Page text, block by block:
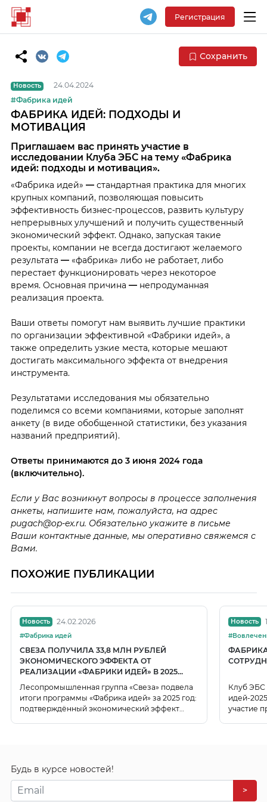
Регистрация
Сохранить
Новость
24.04.2024
#Фабрика идей
ФАБРИКА ИДЕЙ: ПОДХОДЫ И
МОТИВАЦИЯ
Приглашаем вас принять участие в
исследовании Клуба ЭБС на тему «Фабрика
идей: подходы и мотивация».
«Фабрика идей» —стандартная практика для многих
крупных компаний, позволяющая повысить
эффективность бизнес-процессов, развить культуру
непрерывных улучшений и получить существенный
экономический эффект. Однако, запуская такие
проекты, компании не всегда достигают желаемого
результата —«фабрика» либо не работает, либо
перестает функционировать через некоторое
время. Основная причина —непродуманная
реализация проекта.
Ваши ответы помогут нам выявить лучшие практики
по организации эффективной «Фабрики идей», а
также определить узкие места, которые мешают
достигать максимального эффекта от внедрения
инструмента.
Результатами исследования мы обязательно
поделимся со всеми компаниями, которые заполнят
анкету (в виде обобщенной статистики, без указания
названий предприятий).
Ответы принимаются до 3 июня 2024 года
(включительно).
Если у Вас возникнут вопросы в процессе заполнения
анкеты, напишите нам, пожалуйста, на адрес
pugach@op-ex.ru. Обязательно укажите в письме
Ваши контактные данные, мы оперативно свяжемся с
Вами.
ПОХОЖИЕ ПУБЛИКАЦИИ
Новость 24.02.2026
#Фабрика идей
СВЕЗА ПОЛУЧИЛА 33,8 МЛН РУБЛЕЙ
ЭКОНОМИЧЕСКОГО ЭФФЕКТА ОТ
РЕАЛИЗАЦИИ «ФАБРИКИ ИДЕЙ» В 2025
Лесопромышленная группа «Свеза» подвела
итоги программы «Фабрика идей» за 2025 год:
подтверждённый экономический эффект
Новость
ФАБРИКА
Клуб ЭБС
идей-
участие
Будь в курсе новостей!
>